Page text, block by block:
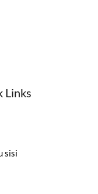
Links
sisi